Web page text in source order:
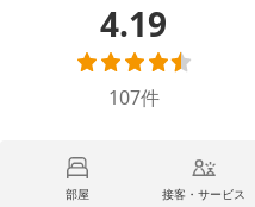
4.19
107件
部屋 接客・サービス